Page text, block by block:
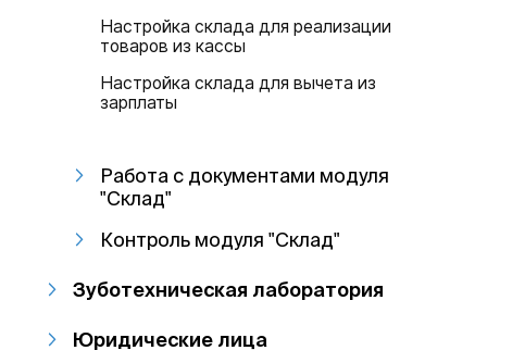
Настройка склада для реализации
товаров из кассы
Настройка склада для вычета из
зарплаты
Работа с документами модуля
"Склад"
Контроль модуля "Склад"
Зуботехническая лаборатория
Юридические лица